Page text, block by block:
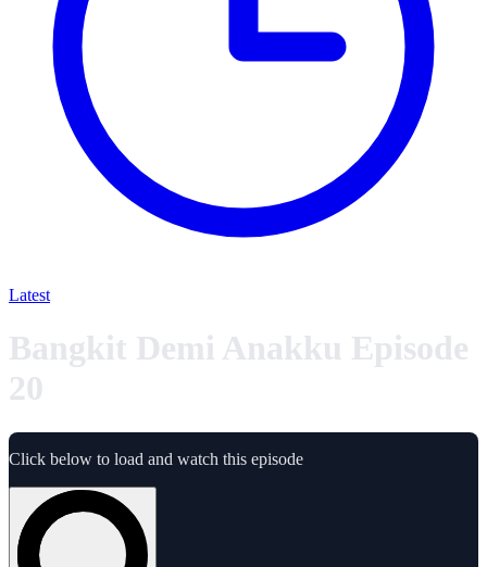
Latest
Bangkit Demi Anakku Episode
20
Click below to load and watch this episode